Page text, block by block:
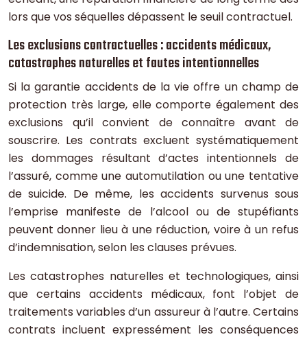
lors que vos séquelles dépassent le seuil contractuel.
Les exclusions contractuelles : accidents médicaux,
catastrophes naturelles et fautes intentionnelles
Si la garantie accidents de la vie offre un champ de
protection très large, elle comporte également des
exclusions qu’il convient de connaître avant de
souscrire. Les contrats excluent systématiquement
les dommages résultant d’actes intentionnels de
l’assuré, comme une automutilation ou une tentative
de suicide. De même, les accidents survenus sous
l’emprise manifeste de l’alcool ou de stupéfiants
peuvent donner lieu à une réduction, voire à un refus
d’indemnisation, selon les clauses prévues.
Les catastrophes naturelles et technologiques, ainsi
que certains accidents médicaux, font l’objet de
traitements variables d’un assureur à l’autre. Certains
contrats incluent expressément les conséquences